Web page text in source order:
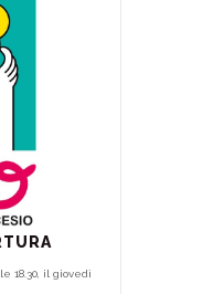
18.30, il giovedì